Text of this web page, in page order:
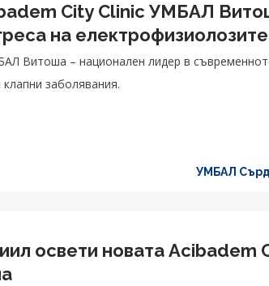
City Clinic УМБАЛ
на
Витоша – национален лидер в
заболявания.
УМБАЛ
освети новата Acibadem